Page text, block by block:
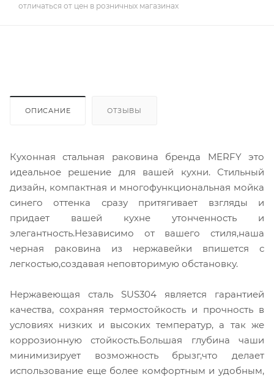
отличаться от цен в розничных магазинах
ОПИСАНИЕ ОТЗЫВЫ
Кухонная стальная раковина бренда MERFY это
идеальное решение для вашей кухни. Стильный
дизайн, компактная и многофункциональная мойка
синего оттенка сразу притягивает взгляды и
придает вашей кухне утонченность и
элегантность.Независимо от вашего стиля,наша
черная раковина из нержавейки впишется с
легкостью,создавая неповторимую обстановку.
Нержавеющая сталь SUS304 является гарантией
качества, сохраняя термостойкость и прочность в
условиях низких и высоких температур, а так же
коррозионную стойкость.Большая глубина чаши
минимизирует возможность брызг,что делает
использование еще более комфортным и удобным,